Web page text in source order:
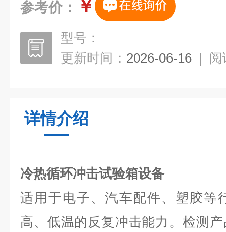
参考价： ￥
型号：
更新时间： 2026-06-16 | 阅
详情介绍
冷热循环冲击试验箱设备
适用于电子、汽车配件、塑胶等
高、低温的反复冲击能力。检测